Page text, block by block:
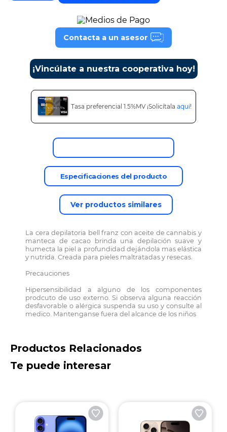
Contacta a un asesor
¡Vincúlate a nuestra cooperativa hoy!
Tasa preferencial 1.5%MV ¡Solicítala aquí!
Especificaciones del producto
Ver productos similares
La cera depilatoria bell franz con aceite de cannabis y
manteca de cacao brinda una depilación suave y
humecta la piel a profundidad dejándola mas elástica
y nutrida. Creada para pieles maltratadas y resecas.
Precauciones
Hipersensibilidad a alguno de los componentes
prodcuto de uso externo. Si observa alguna reacción
desfavorable o alérgica suspenda su uso y consulte al
medico. Mantenganse fuera del alcance de los niños
Productos Relacionados
10. alexa echo dot 5